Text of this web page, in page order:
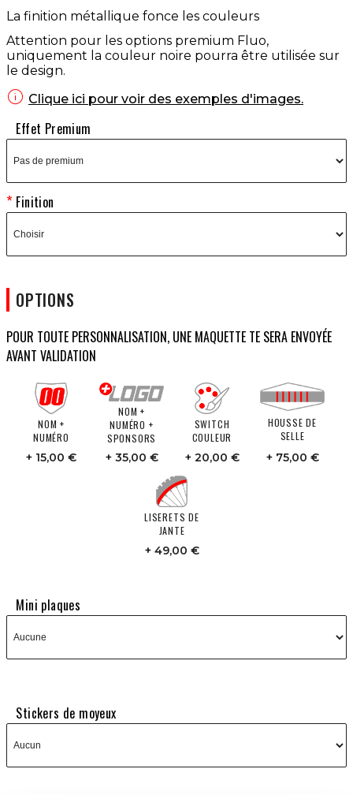
La finition métallique fonce les couleurs
Attention pour les options premium Fluo,
uniquement la couleur noire pourra être utilisée sur
le design.
 Clique ici pour voir des exemples d'images.
Effet Premium
Finition
OPTIONS
POUR TOUTE PERSONNALISATION, UNE MAQUETTE TE SERA ENVOYÉE
AVANT VALIDATION
NOM +
NUMÉRO
15,00 €
NOM +
NUMÉRO +
SPONSORS
35,00 €
SWITCH
COULEUR
20,00 €
HOUSSE DE
SELLE
75,00 €
LISERETS DE
JANTE
49,00 €
Mini plaques
Stickers de moyeux